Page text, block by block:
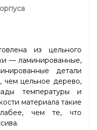
из цельного
— ламинированные,
детали
чем цельное дерево,
температуры и
материала такие
чем те, что